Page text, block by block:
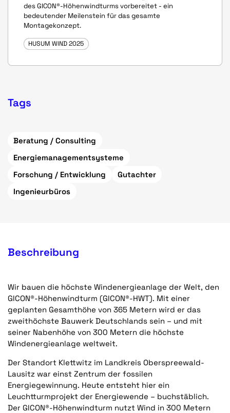
des GICON®-Höhenwindturms vorbereitet - ein
bedeutender Meilenstein für das gesamte
Montagekonzept.
HUSUM WIND 2025
Tags
Beratung / Consulting
Energiemanagementsysteme
Forschung / Entwicklung
Gutachter
Ingenieurbüros
Beschreibung
Wir bauen die höchste Windenergieanlage der Welt, den
GICON®-Höhenwindturm (GICON®-HWT). Mit einer
geplanten Gesamthöhe von 365 Metern wird er das
zweithöchste Bauwerk Deutschlands sein – und mit
seiner Nabenhöhe von 300 Metern die höchste
Windenergieanlage weltweit.
Der Standort Klettwitz im Landkreis Oberspreewald-
Lausitz war einst Zentrum der fossilen
Energiegewinnung. Heute entsteht hier ein
Leuchtturmprojekt der Energiewende – buchstäblich.
Der GICON®-Höhenwindturm nutzt Wind in 300 Metern